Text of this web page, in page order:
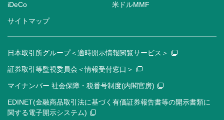
iDeCo 米ドルMMF
サイトマップ
日本取引所グループ＜適時開示情報閲覧サービス＞
証券取引等監視委員会＜情報受付窓口＞
マイナンバー 社会保障・税番号制度(内閣官房)
EDINET(金融商品取引法に基づく有価証券報告書等の開示書類に
関する電子開示システム)